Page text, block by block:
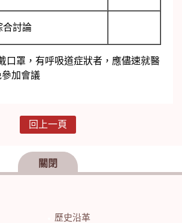
合討論
口罩，有呼吸道症狀者，應儘速就醫
加會議
回上一頁
關閉
歷史沿革